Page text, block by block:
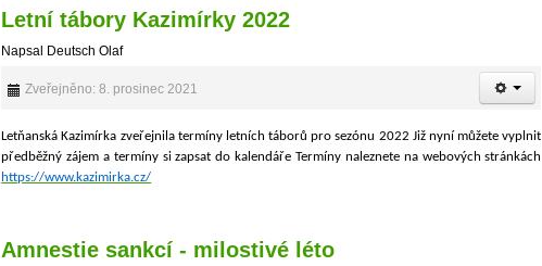
Letní tábory Kazimírky 2022
Napsal Deutsch Olaf
Zveřejněno: 8. prosinec 2021
Letňanská Kazimírka zveřejnila termíny letních táborů pro sezónu 2022 Již nyní můžete vyplnit
předběžný zájem a termíny si zapsat do kalendáře Termíny naleznete na webových stránkách
https://www.kazimirka.cz/
Amnestie sankcí - milostivé léto